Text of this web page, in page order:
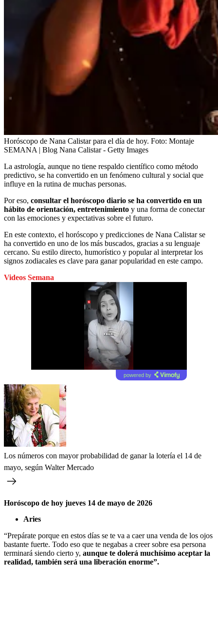
Horóscopo de Nana Calistar para el día de hoy. Foto: Montaje
SEMANA | Blog Nana Calistar - Getty Images
La astrología, aunque no tiene respaldo científico como método
predictivo, se ha convertido en un fenómeno cultural y social que
influye en la rutina de muchas personas.
Por eso, consultar el horóscopo diario se ha convertido en un
hábito de orientación, entretenimiento y una forma de conectar
con las emociones y expectativas sobre el futuro.
En este contexto, el horóscopo y predicciones de Nana Calistar se
ha convertido en uno de los más buscados, gracias a su lenguaje
cercano. Su estilo directo, humorístico y popular al interpretar los
signos zodiacales es clave para ganar popularidad en este campo.
Videos Semana
powered by
Los números con mayor probabilidad de ganar la lotería el 14 de
mayo, según Walter Mercado
Horóscopo de hoy jueves 14 de mayo de 2026
Aries
“Prepárate porque en estos días se te va a caer una venda de los ojos
bastante fuerte. Todo eso que te negabas a creer sobre esa persona
terminará siendo cierto y, aunque te dolerá muchísimo aceptar la
realidad, también será una liberación enorme”.